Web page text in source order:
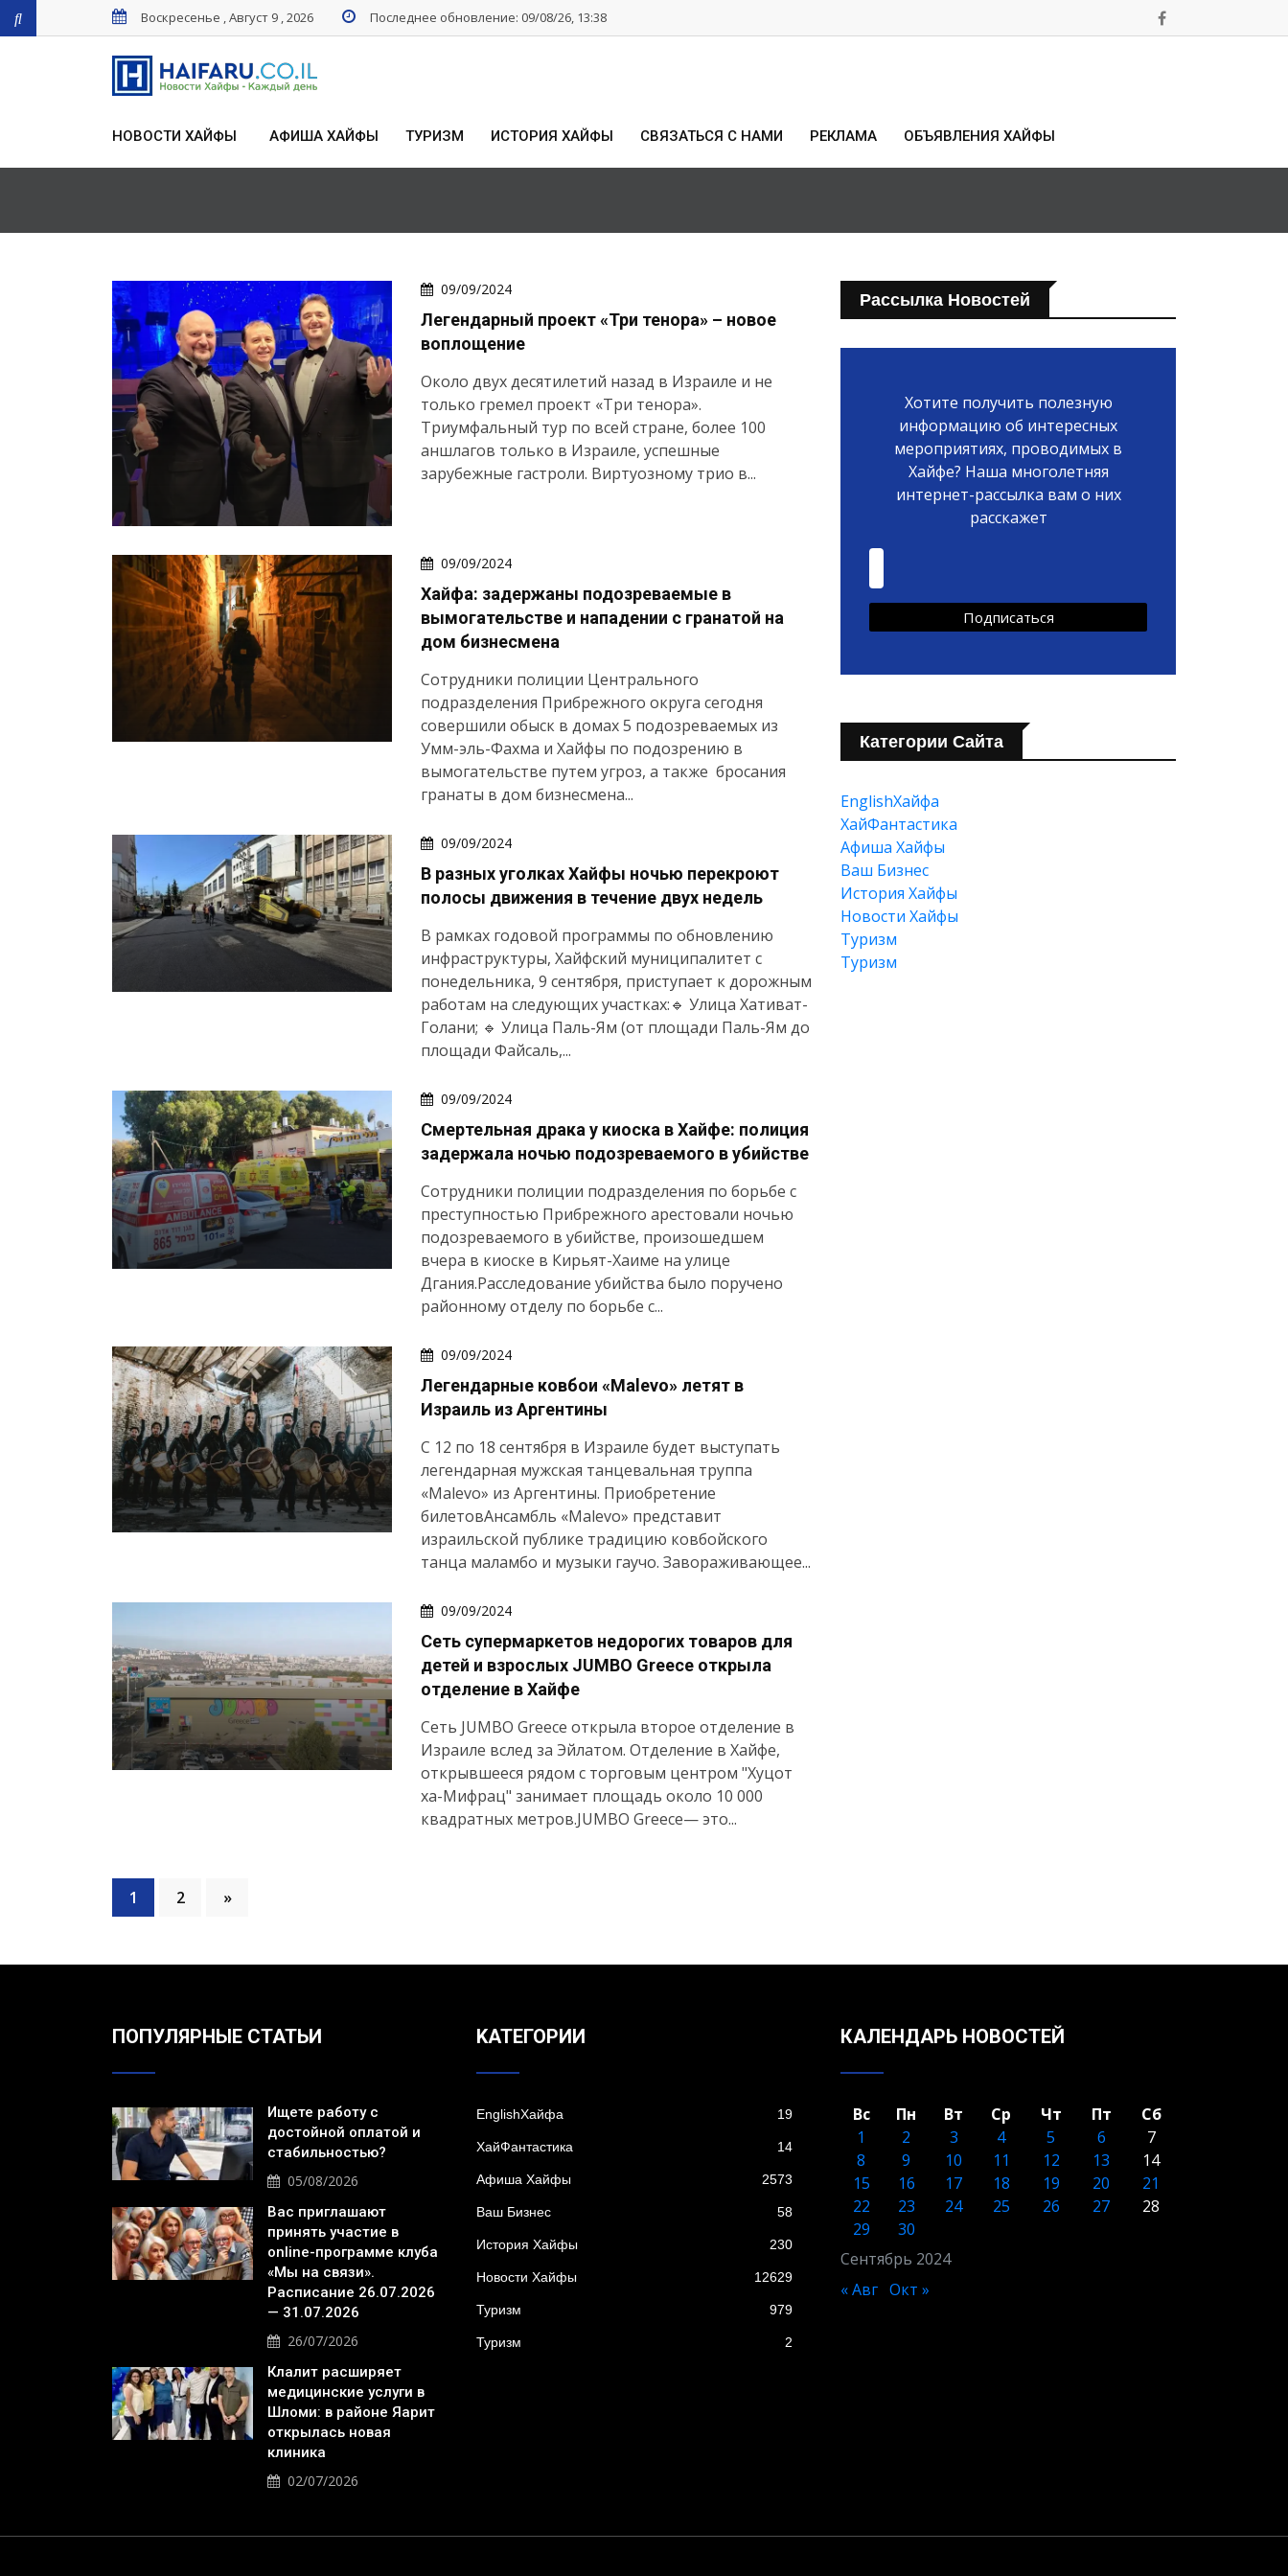
Воскресенье , Август 9 , 2026 Последнее обновление: 09/08/26, 13:38
НОВОСТИ ХАЙФЫ АФИША ХАЙФЫ ТУРИЗМ ИСТОРИЯ ХАЙФЫ СВЯЗАТЬСЯ С НАМИ РЕКЛАМА ОБЪЯВЛЕНИЯ ХАЙФЫ
09/09/2024
Легендарный проект «Три тенора» – новое
воплощение
Около двух десятилетий назад в Израиле и не
только гремел проект «Три тенора».
Триумфальный тур по всей стране, более 100
аншлагов только в Израиле, успешные
зарубежные гастроли. Виртуозному трио в...
09/09/2024
Хайфа: задержаны подозреваемые в
вымогательстве и нападении с гранатой на
дом бизнесмена
Сотрудники полиции Центрального
подразделения Прибрежного округа сегодня
совершили обыск в домах 5 подозреваемых из
Умм-эль-Фахма и Хайфы по подозрению в
вымогательстве путем угроз, а также бросания
гранаты в дом бизнесмена...
09/09/2024
В разных уголках Хайфы ночью перекроют
полосы движения в течение двух недель
В рамках годовой программы по обновлению
инфраструктуры, Хайфский муниципалитет с
понедельника, 9 сентября, приступает к дорожным
работам на следующих участках:🔹 Улица Хативат-
Голани; 🔹 Улица Паль-Ям (от площади Паль-Ям до
площади Файсаль,...
09/09/2024
Смертельная драка у киоска в Хайфе: полиция
задержала ночью подозреваемого в убийстве
Сотрудники полиции подразделения по борьбе с
преступностью Прибрежного арестовали ночью
подозреваемого в убийстве, произошедшем
вчера в киоске в Кирьят-Хаиме на улице
Дгания.Расследование убийства было поручено
районному отделу по борьбе с...
09/09/2024
Легендарные ковбои «Malevo» летят в
Израиль из Аргентины
С 12 по 18 сентября в Израиле будет выступать
легендарная мужская танцевальная труппа
«Malevo» из Аргентины. Приобретение
билетовАнсамбль «Malevo» представит
израильской публике традицию ковбойского
танца маламбо и музыки гаучо. Завораживающее...
09/09/2024
Сеть супермаркетов недорогих товаров для
детей и взрослых JUMBO Greece открыла
отделение в Хайфе
Сеть JUMBO Greece открыла второе отделение в
Израиле вслед за Эйлатом. Отделение в Хайфе,
открывшееся рядом с торговым центром "Хуцот
ха-Мифрац" занимает площадь около 10 000
квадратных метров.JUMBO Greece— это...
1 2 »
Рассылка Новостей
Хотите получить полезную
информацию об интересных
мероприятиях, проводимых в
Хайфе? Наша многолетняя
интернет-рассылка вам о них
расскажет
Категории Сайта
EnglishХайфа
XайФантастика
Афиша Хайфы
Ваш Бизнес
История Хайфы
Новости Хайфы
Туризм
Туризм
ПОПУЛЯРНЫЕ СТАТЬИ
Ищете работу с
достойной оплатой и
стабильностью?
05/08/2026
Вас приглашают
принять участие в
online-программе клуба
«Мы на связи».
Расписание 26.07.2026
— 31.07.2026
26/07/2026
Клалит расширяет
медицинские услуги в
Шломи: в районе Яарит
открылась новая
клиника
02/07/2026
KАТЕГОРИИ
EnglishХайфа 19
XайФантастика 14
Афиша Хайфы 2573
Ваш Бизнес 58
История Хайфы 230
Новости Хайфы 12629
Туризм 979
Туризм 2
КАЛЕНДАРЬ НОВОСТЕЙ
Сентябрь 2024
Вс Пн Вт Ср Чт Пт
Сб
1
2 3 4 5 6
7
8
9 10 11 12 13
14
15
16 17 18 19 20
21
22
23 24 25 26 27
28
29
30
« Авг Окт »